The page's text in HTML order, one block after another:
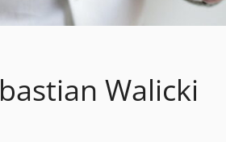
Walicki